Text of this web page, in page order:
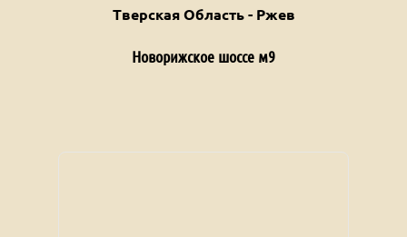
Тверская Область - Ржев
Новорижское шоссе м9